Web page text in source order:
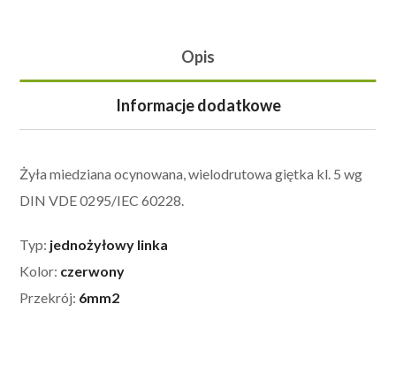
Opis
Informacje dodatkowe
Żyła miedziana ocynowana, wielodrutowa giętka kl. 5 wg
DIN VDE 0295/IEC 60228.
Typ: jednożyłowy linka
Kolor: czerwony
Przekrój: 6mm2